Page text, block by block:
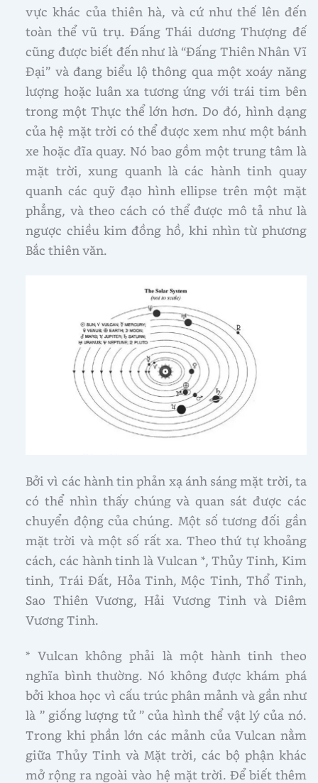
vực khác của thiên hà, và cứ như thế lên đến
toàn thể vũ trụ. Đấng Thái dương Thượng đế
cũng được biết đến như là “Đấng Thiên Nhân Vĩ
Đại” và đang biểu lộ thông qua một xoáy năng
lượng hoặc luân xa tương ứng với trái tim bên
trong một Thực thể lớn hơn. Do đó, hình dạng
của hệ mặt trời có thể được xem như một bánh
xe hoặc đĩa quay. Nó bao gồm một trung tâm là
mặt trời, xung quanh là các hành tinh quay
quanh các quỹ đạo hình ellipse trên một mặt
phẳng, và theo cách có thể được mô tả như là
ngược chiều kim đồng hồ, khi nhìn từ phương
Bắc thiên văn.
Bởi vì các hành tin phản xạ ánh sáng mặt trời, ta
có thể nhìn thấy chúng và quan sát được các
chuyển động của chúng. Một số tương đối gần
mặt trời và một số rất xa. Theo thứ tự khoảng
cách, các hành tinh là Vulcan *, Thủy Tinh, Kim
tinh, Trái Đất, Hỏa Tinh, Mộc Tinh, Thổ Tinh,
Sao Thiên Vương, Hải Vương Tinh và Diêm
Vương Tinh.
* Vulcan không phải là một hành tinh theo
nghĩa bình thường. Nó không được khám phá
bởi khoa học vì cấu trúc phân mảnh và gần như
là ” giống lượng tử ” của hình thể vật lý của nó.
Trong khi phần lớn các mảnh của Vulcan nằm
giữa Thủy Tinh và Mặt trời, các bộ phận khác
mở rộng ra ngoài vào hệ mặt trời. Để biết thêm